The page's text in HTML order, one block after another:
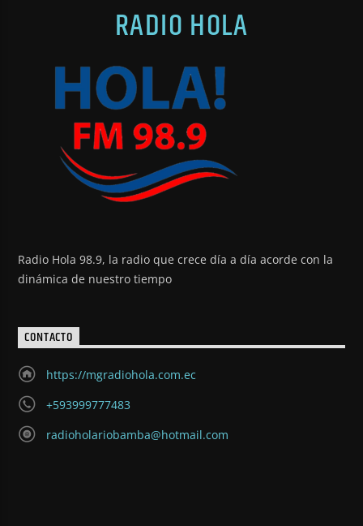
RADIO HOLA
Radio Hola 98.9, la radio que crece día a día acorde con la
dinámica de nuestro tiempo
CONTACTO
https://mgradiohola.com.ec
+593999777483
radioholariobamba@hotmail.com